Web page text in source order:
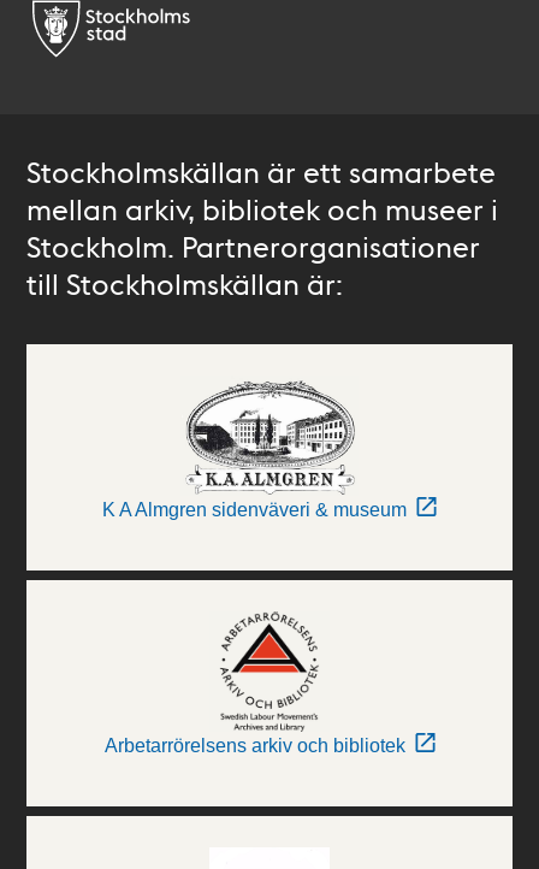
Stockholmskällan är ett samarbete
mellan arkiv, bibliotek och museer i
Stockholm. Partnerorganisationer
till Stockholmskällan är:
K A Almgren sidenväveri & museum
Arbetarrörelsens arkiv och bibliotek